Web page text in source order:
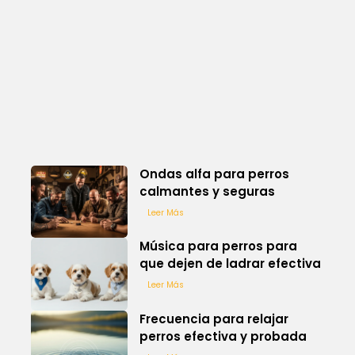
Ondas alfa para perros
calmantes y seguras
Leer Más
Música para perros para
que dejen de ladrar efectiva
Leer Más
Frecuencia para relajar
perros efectiva y probada